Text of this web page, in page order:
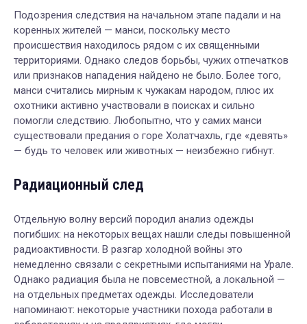
Подозрения следствия на начальном этапе падали и на
коренных жителей — манси, поскольку место
происшествия находилось рядом с их священными
территориями. Однако следов борьбы, чужих отпечатков
или признаков нападения найдено не было. Более того,
манси считались мирным к чужакам народом, плюс их
охотники активно участвовали в поисках и сильно
помогли следствию. Любопытно, что у самих манси
существовали предания о горе Холатчахль, где «девять»
— будь то человек или животных — неизбежно гибнут.
Радиационный след
Отдельную волну версий породил анализ одежды
погибших: на некоторых вещах нашли следы повышенной
радиоактивности. В разгар холодной войны это
немедленно связали с секретными испытаниями на Урале.
Однако радиация была не повсеместной, а локальной —
на отдельных предметах одежды. Исследователи
напоминают: некоторые участники похода работали в